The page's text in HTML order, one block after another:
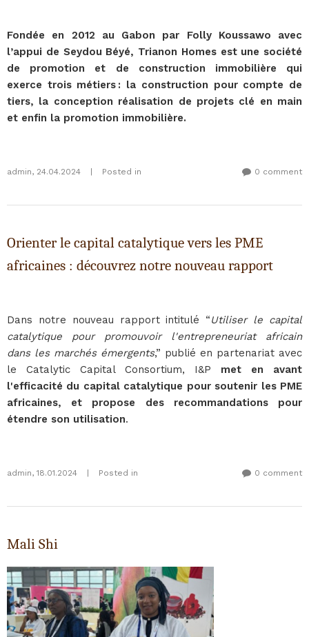
Fondée en 2012 au Gabon par Folly Koussawo avec
l’appui de Seydou Béyé, Trianon Homes est une société
de promotion et de construction immobilière qui
exerce trois métiers : la construction pour compte de
tiers, la conception réalisation de projets clé en main
et enfin la promotion immobilière.
admin, 24.04.2024 Posted in 0 comment
Orienter le capital catalytique vers les PME
africaines : découvrez notre nouveau rapport
Dans notre nouveau rapport intitulé “Utiliser le capital
catalytique pour promouvoir l'entrepreneuriat africain
dans les marchés émergents,” publié en partenariat avec
le Catalytic Capital Consortium, I&P met en avant
l'efficacité du capital catalytique pour soutenir les PME
africaines, et propose des recommandations pour
étendre son utilisation.
admin, 18.01.2024 Posted in 0 comment
Mali Shi